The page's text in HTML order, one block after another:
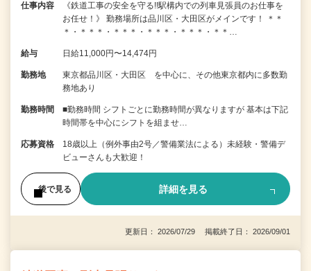
仕事内容
《鉄道工事の安全を守る!!駅構内での列車見張員のお仕事を
お任せ！》 勤務場所は品川区・大田区がメインです！ ＊＊
＊・＊＊＊・＊＊＊・＊＊＊・＊＊＊・＊＊…
給与 日給11,000円〜14,474円
勤務地
東京都品川区・大田区 を中心に、その他東京都内に多数勤
務地あり
勤務時間
■勤務時間 シフトごとに勤務時間が異なりますが 基本は下記
時間帯を中心にシフトを組ませ…
応募資格
18歳以上（例外事由2号／警備業法による）未経験・警備デ
ビューさんも大歓迎！
後で見る 詳細を見る
更新日： 2026/07/29 掲載終了日： 2026/09/01